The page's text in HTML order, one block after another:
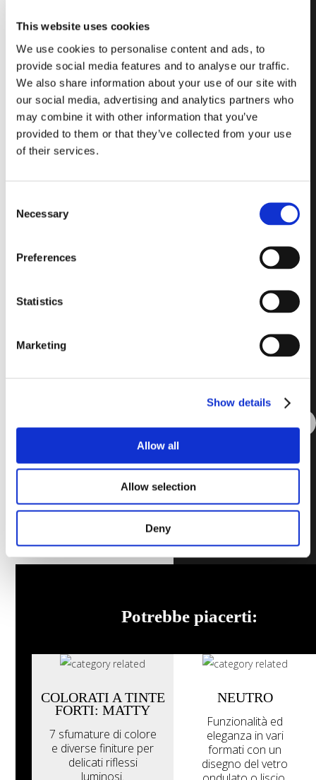
This website uses cookies
We use cookies to personalise content and ads, to
provide social media features and to analyse our traffic.
We also share information about your use of our site with
our social media, advertising and analytics partners who
may combine it with other information that you’ve
provided to them or that they’ve collected from your use
of their services.
Selection
Necessary
Preferences
Statistics
Marketing
Show details
Allow all
Allow selection
Deny
projects in
which
character,
warmth, and
originality are
Designed for maximum
flexibility, Imperial Size
designs and different
thickness to realize
lighter-weight, thinner,
and aesthetically
pleasing walls.
Potrebbe piacerti:
COLORATI A TINTE
FORTI: MATTY
7 sfumature di colore
e diverse finiture per
delicati riflessi
luminosi.
NEUTRO
Funzionalità ed
eleganza in vari
formati con un
disegno del vetro